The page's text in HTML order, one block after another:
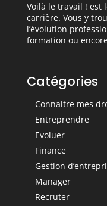
Voilà le travail ! est
carrière. Vous y
l’évolution
formation ou
Catégories
Connaitre mes
Entreprendre
Evoluer
Finance
Gestion
Manager
Recruter